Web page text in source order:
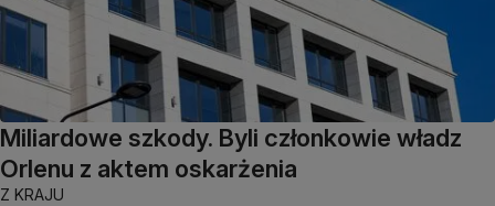
Miliardowe szkody. Byli członkowie władz
Orlenu z aktem oskarżenia
Z KRAJU